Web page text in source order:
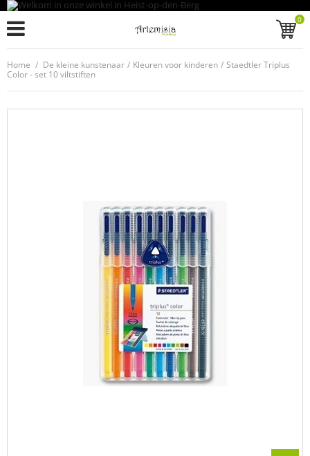
0
Home / De kleine kunstenaar / Kleuren voor kinderen / Staedtler Triplus
Color - set 10 viltstiften